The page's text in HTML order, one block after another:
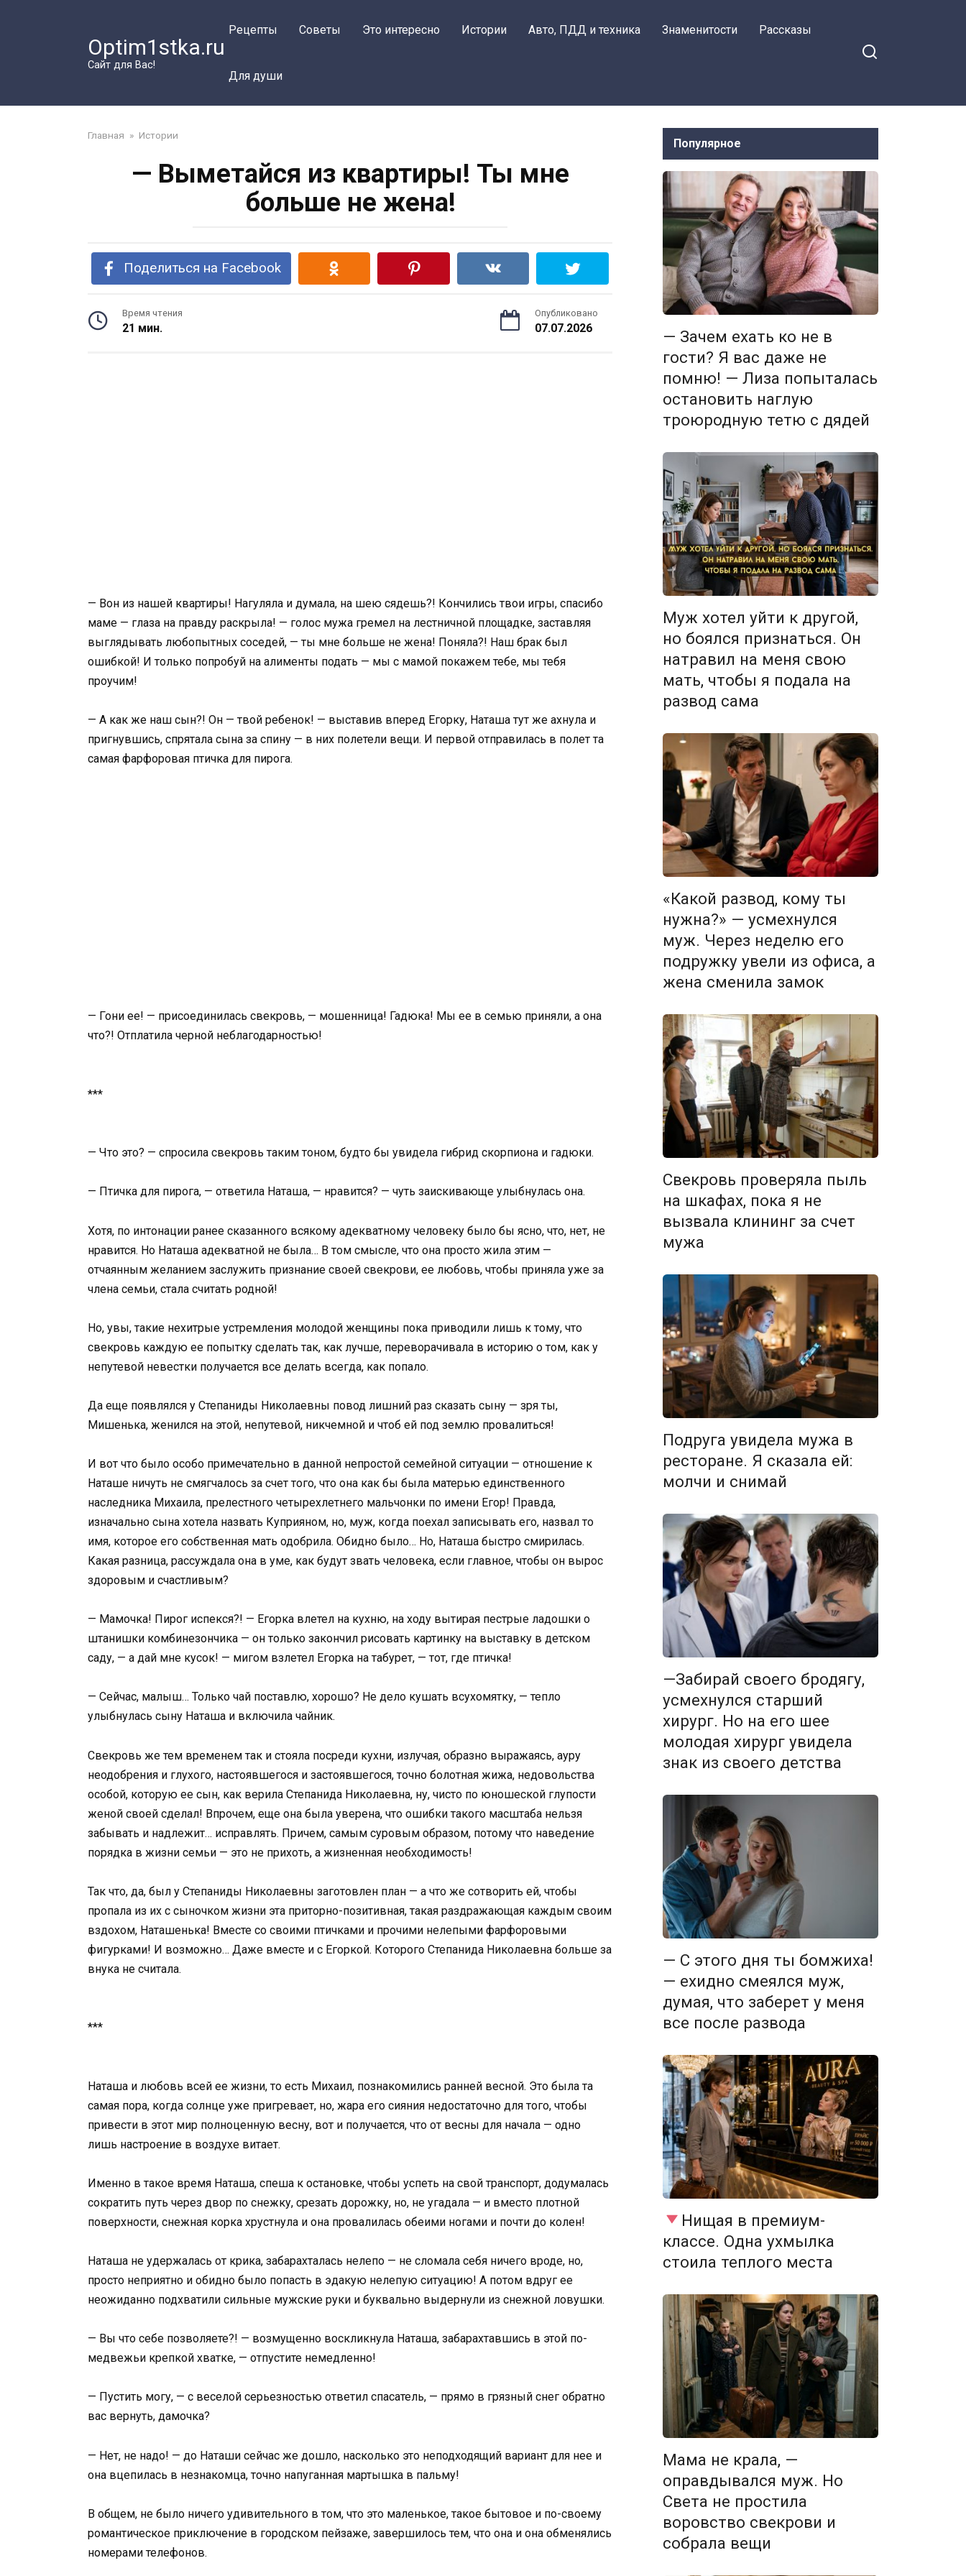
Optim1stka.ru
Сайт для Вас!
Рецепты Советы Это интересно Истории Авто, ПДД и техника Знаменитости Рассказы
Для души
Главная » Истории
— Выметайся из квартиры! Ты мне
больше не жена!
Поделиться на Facebook
Время чтения
21 мин.
Опубликовано
07.07.2026
— Вон из нашей квартиры! Нагуляла и думала, на шею сядешь?! Кончились твои игры, спасибо
маме — глаза на правду раскрыла! — голос мужа гремел на лестничной площадке, заставляя
выглядывать любопытных соседей, — ты мне больше не жена! Поняла?! Наш брак был
ошибкой! И только попробуй на алименты подать — мы с мамой покажем тебе, мы тебя
проучим!
— А как же наш сын?! Он — твой ребенок! — выставив вперед Егорку, Наташа тут же ахнула и
пригнувшись, спрятала сына за спину — в них полетели вещи. И первой отправилась в полет та
самая фарфоровая птичка для пирога.
— Гони ее! — присоединилась свекровь, — мошенница! Гадюка! Мы ее в семью приняли, а она
что?! Отплатила черной неблагодарностью!
***
— Что это? — спросила свекровь таким тоном, будто бы увидела гибрид скорпиона и гадюки.
— Птичка для пирога, — ответила Наташа, — нравится? — чуть заискивающе улыбнулась она.
Хотя, по интонации ранее сказанного всякому адекватному человеку было бы ясно, что, нет, не
нравится. Но Наташа адекватной не была… В том смысле, что она просто жила этим —
отчаянным желанием заслужить признание своей свекрови, ее любовь, чтобы приняла уже за
члена семьи, стала считать родной!
Но, увы, такие нехитрые устремления молодой женщины пока приводили лишь к тому, что
свекровь каждую ее попытку сделать так, как лучше, переворачивала в историю о том, как у
непутевой невестки получается все делать всегда, как попало.
Да еще появлялся у Степаниды Николаевны повод лишний раз сказать сыну — зря ты,
Мишенька, женился на этой, непутевой, никчемной и чтоб ей под землю провалиться!
И вот что было особо примечательно в данной непростой семейной ситуации — отношение к
Наташе ничуть не смягчалось за счет того, что она как бы была матерью единственного
наследника Михаила, прелестного четырехлетнего мальчонки по имени Егор! Правда,
изначально сына хотела назвать Куприяном, но, муж, когда поехал записывать его, назвал то
имя, которое его собственная мать одобрила. Обидно было… Но, Наташа быстро смирилась.
Какая разница, рассуждала она в уме, как будут звать человека, если главное, чтобы он вырос
здоровым и счастливым?
— Мамочка! Пирог испекся?! — Егорка влетел на кухню, на ходу вытирая пестрые ладошки о
штанишки комбинезончика — он только закончил рисовать картинку на выставку в детском
саду, — а дай мне кусок! — мигом взлетел Егорка на табурет, — тот, где птичка!
— Сейчас, малыш… Только чай поставлю, хорошо? Не дело кушать всухомятку, — тепло
улыбнулась сыну Наташа и включила чайник.
Свекровь же тем временем так и стояла посреди кухни, излучая, образно выражаясь, ауру
неодобрения и глухого, настоявшегося и застоявшегося, точно болотная жижа, недовольства
особой, которую ее сын, как верила Степанида Николаевна, ну, чисто по юношеской глупости
женой своей сделал! Впрочем, еще она была уверена, что ошибки такого масштаба нельзя
забывать и надлежит… исправлять. Причем, самым суровым образом, потому что наведение
порядка в жизни семьи — это не прихоть, а жизненная необходимость!
Так что, да, был у Степаниды Николаевны заготовлен план — а что же сотворить ей, чтобы
пропала из их с сыночком жизни эта приторно-позитивная, такая раздражающая каждым своим
вздохом, Наташенька! Вместе со своими птичками и прочими нелепыми фарфоровыми
фигурками! И возможно… Даже вместе и с Егоркой. Которого Степанида Николаевна больше за
внука не считала.
***
Наташа и любовь всей ее жизни, то есть Михаил, познакомились ранней весной. Это была та
самая пора, когда солнце уже пригревает, но, жара его сияния недостаточно для того, чтобы
привести в этот мир полноценную весну, вот и получается, что от весны для начала — одно
лишь настроение в воздухе витает.
Именно в такое время Наташа, спеша к остановке, чтобы успеть на свой транспорт, додумалась
сократить путь через двор по снежку, срезать дорожку, но, не угадала — и вместо плотной
поверхности, снежная корка хрустнула и она провалилась обеими ногами и почти до колен!
Наташа не удержалась от крика, забарахталась нелепо — не сломала себя ничего вроде, но,
просто неприятно и обидно было попасть в эдакую нелепую ситуацию! А потом вдруг ее
неожиданно подхватили сильные мужские руки и буквально выдернули из снежной ловушки.
— Вы что себе позволяете?! — возмущенно воскликнула Наташа, забарахтавшись в этой по-
медвежьи крепкой хватке, — отпустите немедленно!
— Пустить могу, — с веселой серьезностью ответил спасатель, — прямо в грязный снег обратно
вас вернуть, дамочка?
— Нет, не надо! — до Наташи сейчас же дошло, насколько это неподходящий вариант для нее и
она вцепилась в незнакомца, точно напуганная мартышка в пальму!
В общем, не было ничего удивительного в том, что это маленькое, такое бытовое и по-своему
романтическое приключение в городском пейзаже, завершилось тем, что она и она обменялись
номерами телефонов.
Популярное
— Зачем ехать ко не в
гости? Я вас даже не
помню! — Лиза попыталась
остановить наглую
троюродную тетю с дядей
Муж хотел уйти к другой,
но боялся признаться. Он
натравил на меня свою
мать, чтобы я подала на
развод сама
«Какой развод, кому ты
нужна?» — усмехнулся
муж. Через неделю его
подружку увели из офиса, а
жена сменила замок
Свекровь проверяла пыль
на шкафах, пока я не
вызвала клининг за счет
мужа
Подруга увидела мужа в
ресторане. Я сказала ей:
молчи и снимай
—Забирай своего бродягу,
усмехнулся старший
хирург. Но на его шее
молодая хирург увидела
знак из своего детства
— С этого дня ты бомжиха!
— ехидно смеялся муж,
думая, что заберет у меня
все после развода
Нищая в премиум-
классе. Одна ухмылка
стоила теплого места
Мама не крала, —
оправдывался муж. Но
Света не простила
воровство свекрови и
собрала вещи